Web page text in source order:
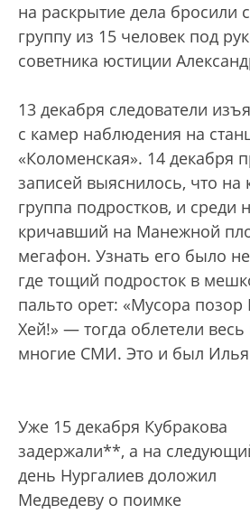
на раскрытие дела бросили
группу из 15 человек под
советника юстиции
13 декабря следователи
с камер наблюдения на
«Коломенская». 14 декабря
записей выяснилось, что на
группа подростков, и среди
кричавший на Манежной
мегафон. Узнать его было
где тощий подросток в
пальто орет: «Мусора позор
Хей!» — тогда облетели весь
многие СМИ. Это и был Илья
Уже 15 декабря Кубракова
задержали**, а на
день Нургалиев доложил
Медведеву о поимке